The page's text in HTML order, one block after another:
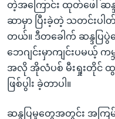
ကျော်
အ
ညွန်း
စာမျက်နှာ
အမေရိကန်သုံးအီဒီယံ
မကြေးမုံရဲ့ အင်္ဂလိပ်စာ
ရုပ်ရှင်ထဲက အင်္ဂလိပ်စာ
သုတပဒေသာ အင်္ဂလိပ်စာ
အပတ်စဉ်ကဏ္ဍများ
ရေဒီယို
တီဗွီ
ရေဒီယိုနှင့်ရုပ်သံ အချက်အ
ရေဒီယို/တီဗွီအစီအစဉ်
Learning English
တဲ့အကြောင်း ထုတ်ဖေါ် ဆ
ဆာမှာ ပြီးခဲ့တဲ့ သတင်းပါ
တယ်။ ဒီတခေါက် ဆန္ဒပ
ဘေဂျင်းမှာကျင်းပမယ့် က
အလို အိုလံပစ် မီးရှုးတိုင် ထွ
ဖြစ်ပွါး ခဲ့တာပါ။
ဆန္ဒပြမှုတွေအတွင်း အက